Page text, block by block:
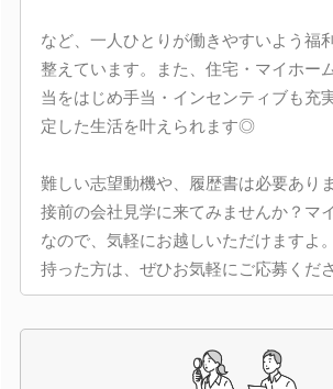
など、一人ひとりが働きやすいよう福
整えています。また、住宅・マイホー
当をはじめ手当・インセンティブも充
定した生活を叶えられます◎
難しい志望動機や、履歴書は必要あり
接前の会社見学に来てみませんか？マ
なので、気軽にお越しいただけますよ
持った方は、ぜひお気軽にご応募くだ